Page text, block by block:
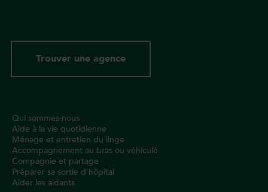
Trouver une agence
Qui sommes-nous
Aide à la vie quotidienne
Ménage et entretien du linge
Accompagnement au bras ou véhiculé
Compagnie et partage
Préparer sa sortie d'hôpital
Aider les aidants